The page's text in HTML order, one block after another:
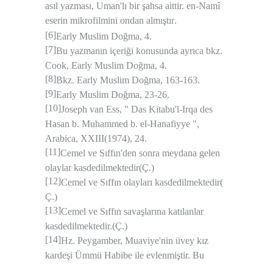
asıl yazması, Uman'lı bir şahsa aittir. en-Namî
eserin mikrofilmini ondan almıştır.
[6]Early Muslim Doğma, 4.
[7]Bu yazmanın içeriği konusunda ayrıca bkz.
Cook, Early Muslim Doğma, 4.
[8]Bkz. Early Muslim Doğma, 163-163.
[9]Early Muslim Doğma, 23-26.
[10]Joseph van Ess, " Das Kitabu'l-Irqa des
Hasan b. Muhammed b. el-Hanafiyye ",
Arabica, XXIII(1974), 24.
[11]Cemel ve Sıffın'den sonra meydana gelen
olaylar kasdedilmektedir(Ç.)
[12]Cemel ve Sıffın olayları kasdedilmektedir(
Ç.)
[13]Cemel ve Sıffın savaşlarına katılanlar
kasdedilmektedir.(Ç.)
[14]Hz. Peygamber, Muaviye'nin üvey kız
kardeşi Ümmü Habibe ile evlenmiştir. Bu